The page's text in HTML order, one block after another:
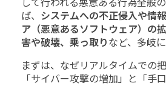
して行われる悪意ある行為全般
ば、 システムへの不正侵入や情
ア（悪意あるソフトウェア）の
害や破壊、乗っ取り など、多岐
まずは、なぜリアルタイムでの
「サイバー攻撃の増加」と「手